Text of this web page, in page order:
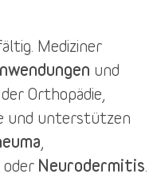
Mediziner
und
Orthopädie,
und unterstützen
oder Neurodermitis